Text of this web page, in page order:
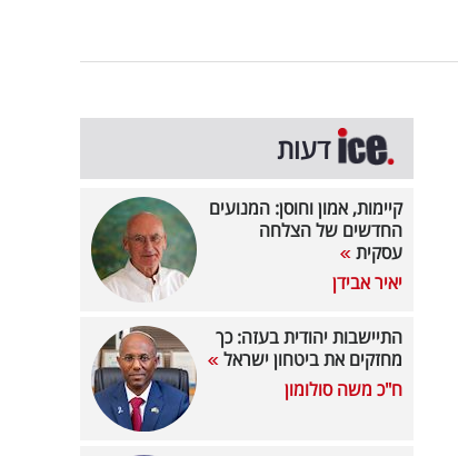
דעות
קיימות, אמון וחוסן: המנועים
החדשים של הצלחה
עסקית
יאיר אבידן
התיישבות יהודית בעזה: כך
מחזקים את ביטחון ישראל
ח"כ משה סולומון